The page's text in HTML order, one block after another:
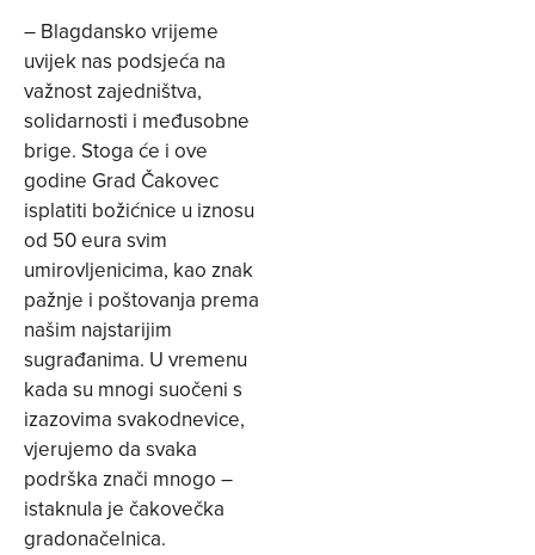
– Blagdansko vrijeme
uvijek nas podsjeća na
važnost zajedništva,
solidarnosti i međusobne
brige. Stoga će i ove
godine Grad Čakovec
isplatiti božićnice u iznosu
od 50 eura svim
umirovljenicima, kao znak
pažnje i poštovanja prema
našim najstarijim
sugrađanima. U vremenu
kada su mnogi suočeni s
izazovima svakodnevice,
vjerujemo da svaka
podrška znači mnogo –
istaknula je čakovečka
gradonačelnica.